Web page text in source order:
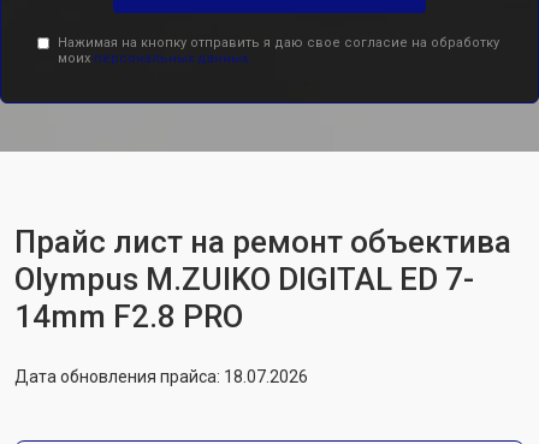
Нажимая на кнопку отправить я даю свое согласие на обработку
моих персональных данных.
Прайс лист на ремонт объектива
Olympus M.ZUIKO DIGITAL ED 7-
14mm F2.8 PRO
Дата обновления прайса: 18.07.2026